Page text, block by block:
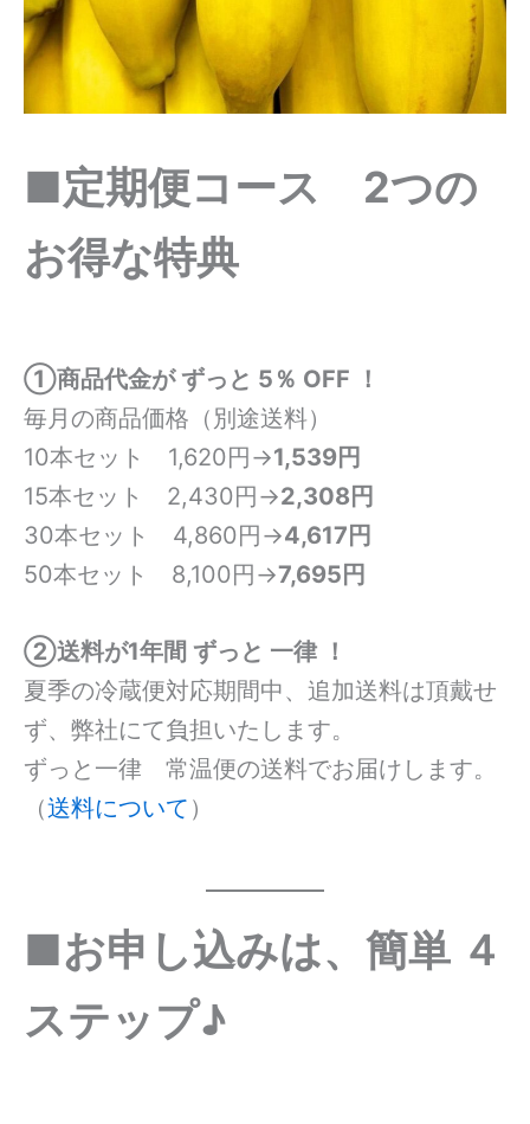
■定期便コース 2つの
お得な特典
①商品代金が ずっと 5％ OFF ！
毎月の商品価格（別途送料）
10本セット 1,620円→1,539円
15本セット 2,430円→2,308円
30本セット 4,860円→4,617円
50本セット 8,100円→7,695円
②送料が1年間 ずっと 一律 ！
夏季の冷蔵便対応期間中、追加送料は頂戴せ
ず、弊社にて負担いたします。
ずっと一律 常温便の送料でお届けします。
（送料について ）
■お申し込みは、簡単 ４
ステップ♪